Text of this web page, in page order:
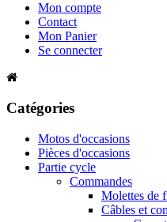
Mon compte
Contact
Mon Panier
Se connecter
Catégories
Motos d'occasions
Pièces d'occasions
Partie cycle
Commandes
Molettes de
Câbles et